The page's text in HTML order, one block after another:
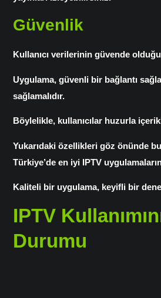
Güvenlik
Kullanıcı verilerinin güvende
Uygulama, güvenli bir bağlantı
sağlamalıdır.
Böylelikle, kullanıcılar huzurla
Yukarıdaki özellikleri göz önünde
Türkiye’de en iyi IPTV
Kaliteli bir uygulama, keyifli bir
IPTV
Durumu